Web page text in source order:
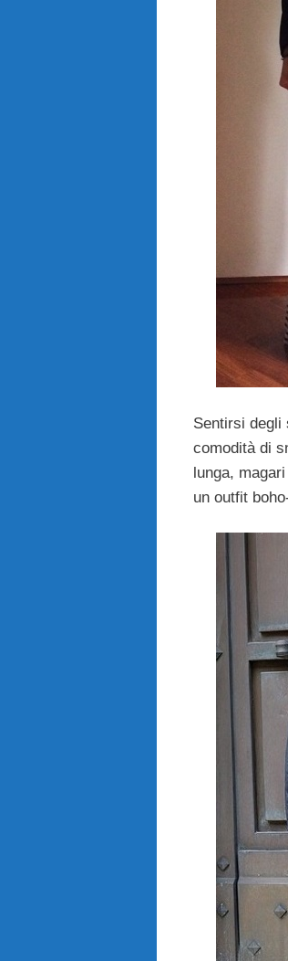
Sentirsi
comodità di
lunga,
un outfit